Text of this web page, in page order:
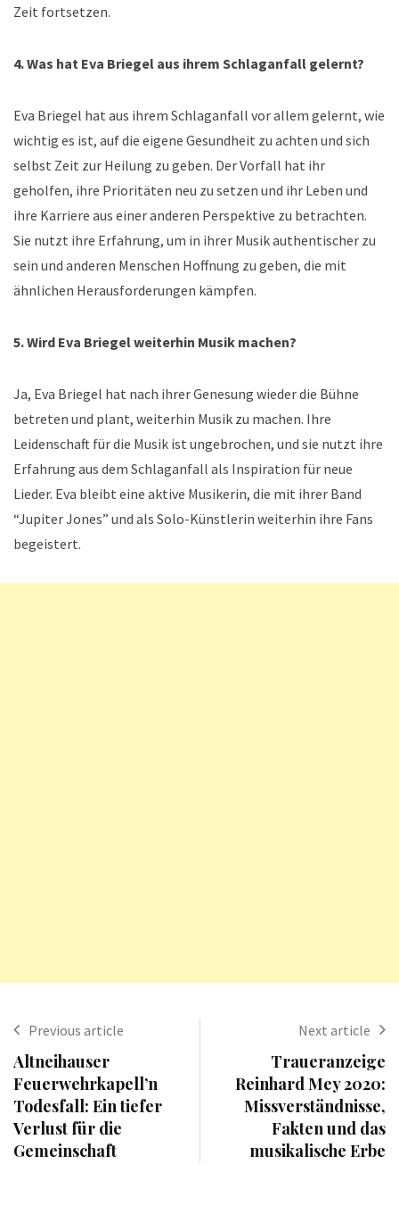
Zeit fortsetzen.
4. Was hat Eva Briegel aus ihrem Schlaganfall gelernt?
Eva Briegel hat aus ihrem Schlaganfall vor allem gelernt, wie
wichtig es ist, auf die eigene Gesundheit zu achten und sich
selbst Zeit zur Heilung zu geben. Der Vorfall hat ihr
geholfen, ihre Prioritäten neu zu setzen und ihr Leben und
ihre Karriere aus einer anderen Perspektive zu betrachten.
Sie nutzt ihre Erfahrung, um in ihrer Musik authentischer zu
sein und anderen Menschen Hoffnung zu geben, die mit
ähnlichen Herausforderungen kämpfen.
5. Wird Eva Briegel weiterhin Musik machen?
Ja, Eva Briegel hat nach ihrer Genesung wieder die Bühne
betreten und plant, weiterhin Musik zu machen. Ihre
Leidenschaft für die Musik ist ungebrochen, und sie nutzt ihre
Erfahrung aus dem Schlaganfall als Inspiration für neue
Lieder. Eva bleibt eine aktive Musikerin, die mit ihrer Band
“Jupiter Jones” und als Solo-Künstlerin weiterhin ihre Fans
begeistert.
Previous article
Altneihauser
Feuerwehrkapell’n
Todesfall: Ein tiefer
Verlust für die
Gemeinschaft
Next article
Traueranzeige
Reinhard Mey 2020:
Missverständnisse,
Fakten und das
musikalische Erbe